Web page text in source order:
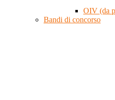
OIV (da
Bandi di concorso